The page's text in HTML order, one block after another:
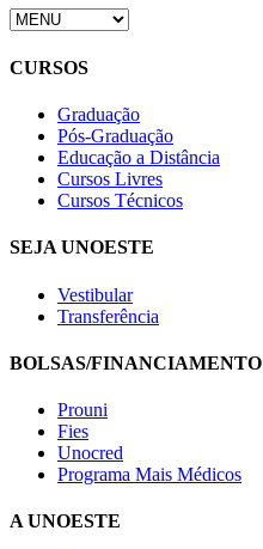
CURSOS
Graduação
Pós-Graduação
Educação a Distância
Cursos Livres
Cursos Técnicos
SEJA UNOESTE
Vestibular
Transferência
BOLSAS/FINANCIAMENTO
Prouni
Fies
Unocred
Programa Mais Médicos
A UNOESTE